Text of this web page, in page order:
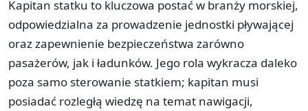
Kapitan statku to kluczowa postać w branży morskiej,
odpowiedzialna za prowadzenie jednostki pływającej
oraz zapewnienie bezpieczeństwa zarówno
pasażerów, jak i ładunków. Jego rola wykracza daleko
poza samo sterowanie statkiem; kapitan musi
posiadać rozległą wiedzę na temat nawigacji,